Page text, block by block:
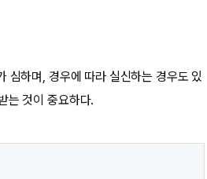
심하며, 경우에 따라 실신하는 경우도 있
는 것이 중요하다.